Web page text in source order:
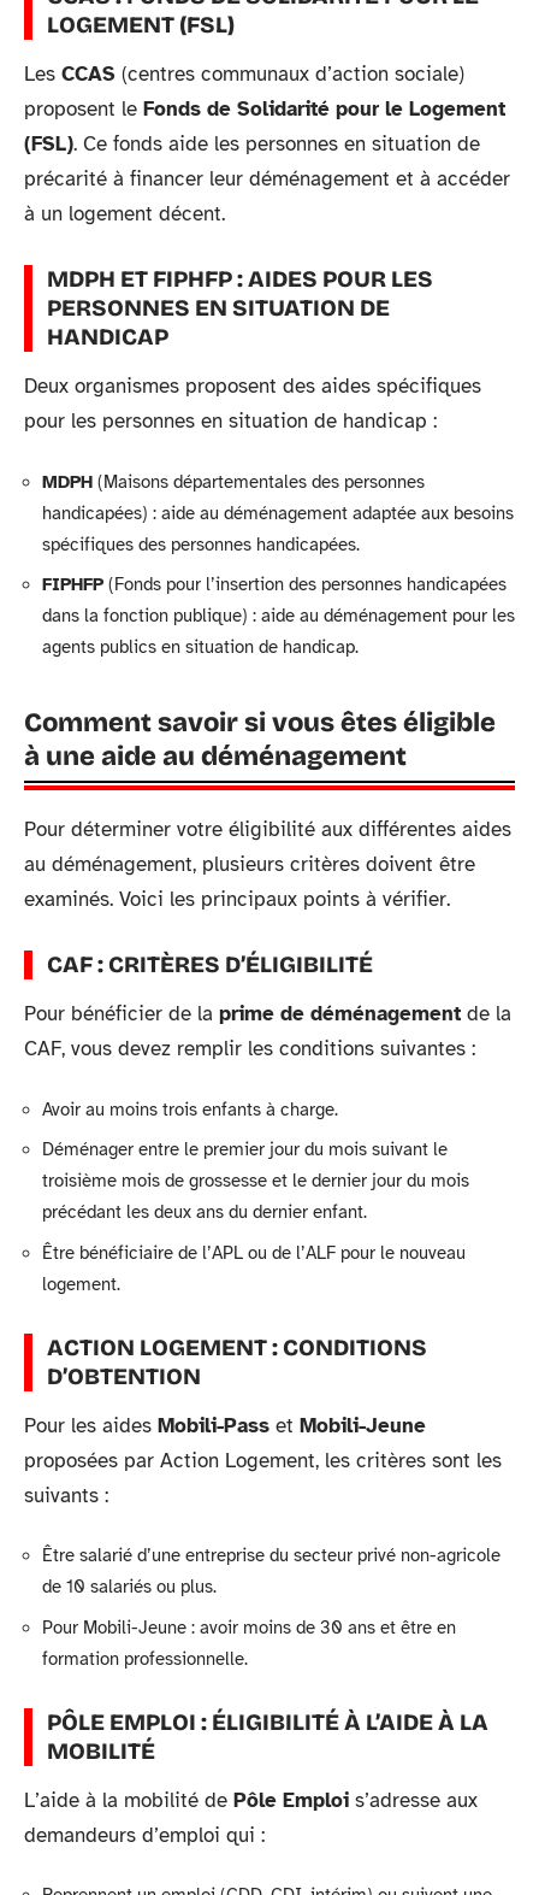
LOGEMENT (FSL)
Les CCAS (centres communaux d’action sociale)
proposent le Fonds de Solidarité pour le Logement
(FSL). Ce fonds aide les personnes en situation de
précarité à financer leur déménagement et à accéder
à un logement décent.
MDPH ET FIPHFP : AIDES POUR LES
PERSONNES EN SITUATION DE
HANDICAP
Deux organismes proposent des aides spécifiques
pour les personnes en situation de handicap :
MDPH (Maisons départementales des personnes
handicapées) : aide au déménagement adaptée aux besoins
spécifiques des personnes handicapées.
FIPHFP (Fonds pour l’insertion des personnes handicapées
dans la fonction publique) : aide au déménagement pour les
agents publics en situation de handicap.
Comment savoir si vous êtes éligible
à une aide au déménagement
Pour déterminer votre éligibilité aux différentes aides
au déménagement, plusieurs critères doivent être
examinés. Voici les principaux points à vérifier.
CAF : CRITÈRES D’ÉLIGIBILITÉ
Pour bénéficier de la prime de déménagement de la
CAF, vous devez remplir les conditions suivantes :
Avoir au moins trois enfants à charge.
Déménager entre le premier jour du mois suivant le
troisième mois de grossesse et le dernier jour du mois
précédant les deux ans du dernier enfant.
Être bénéficiaire de l’APL ou de l’ALF pour le nouveau
logement.
ACTION LOGEMENT : CONDITIONS
D’OBTENTION
Pour les aides Mobili-Pass et Mobili-Jeune
proposées par Action Logement, les critères sont les
suivants :
Être salarié d’une entreprise du secteur privé non-agricole
de 10 salariés ou plus.
Pour Mobili-Jeune : avoir moins de 30 ans et être en
formation professionnelle.
PÔLE EMPLOI : ÉLIGIBILITÉ À L’AIDE À LA
MOBILITÉ
L’aide à la mobilité de Pôle Emploi s’adresse aux
demandeurs d’emploi qui :